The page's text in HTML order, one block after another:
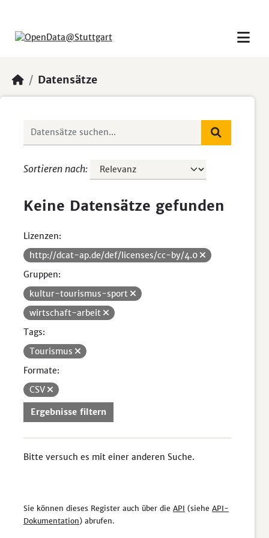
Datensätze
Sortieren nach
Keine Datensätze gefunden
Lizenzen:
http://dcat-ap.de/def/licenses/cc-by/4.0
Gruppen:
kultur-tourismus-sport
wirtschaft-arbeit
Tags:
Tourismus
Formate:
CSV
Ergebnisse filtern
Bitte versuch es mit einer anderen Suche.
Sie können dieses Register auch über die API (siehe API-
Dokumentation) abrufen.